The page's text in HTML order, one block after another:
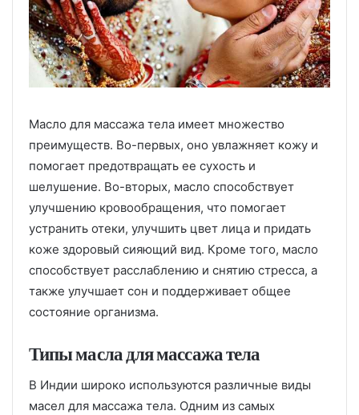
Масло для массажа тела имеет множество
преимуществ. Во-первых, оно увлажняет кожу и
помогает предотвращать ее сухость и
шелушение. Во-вторых, масло способствует
улучшению кровообращения, что помогает
устранить отеки, улучшить цвет лица и придать
коже здоровый сияющий вид. Кроме того, масло
способствует расслаблению и снятию стресса, а
также улучшает сон и поддерживает общее
состояние организма.
Типы масла для массажа тела
В Индии широко используются различные виды
масел для массажа тела. Одним из самых